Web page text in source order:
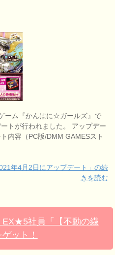
ーム『かんぱに☆ガールズ』で
トが行われました。 アップデー
内容（PC版/DMM GAMESスト
年4月2日にアップデート」の続
きを読む
EX★5社員「【不動の繊
ット！